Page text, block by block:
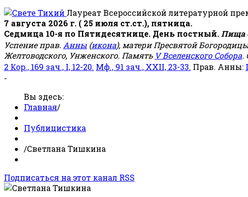
Лауреат Всероссийской литературной
7 августа 2026 г. ( 25 июля ст.ст.), пятница.
Седмица 10-я по Пятидесятнице. День постный. Пища
Успение прав. Анны (икона), матери Пресвятой
Желтоводского, Унженского. Память V Вселенского Собора.
2 Кор., 169 зач., I, 12-20. Мф., 91 зач., XXII, 23-33. Прав. Анны:
-
Вы здесь:
Главная/
Публицистика
/Светлана Тишкина
Подписаться на этот канал RSS